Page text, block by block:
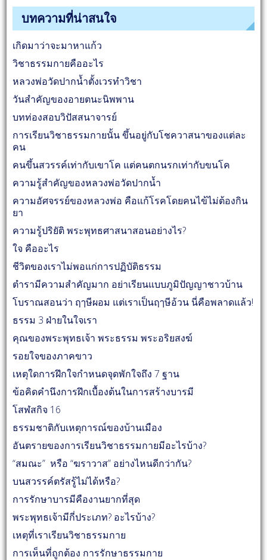
บทความที่น่าสนใจ
เกิดมาว่าจะมาหาแก้ว
วิชาธรรมกายคืออะไร
หลวงพ่อวัดปากน้ำตั้งเวรทำวิชา
วันสำคัญของอายตนะนิพพาน
บทท่องสอบวิปัสสนาจารย์
การเรียนวิชาธรรมกายนั้น ขึ้นอยู่กับโชควาสนาของแต่ละ
คน
คนขึ้นสวรรค์เท่ากับเขาโค แต่คนตกนรกเท่ากับขนโค
ความรู้สำคัญของหลวงพ่อวัดปากน้ำ
ความอัศจรรย์ของหลวงพ่อ คือแก้โรคโดยคนไข้ไม่ต้องกิน
ยา
ความรู้ปริยัติ พระพุทธศาสนาสอนอย่างไร?
ใจ คืออะไร
ชีวิตของเราไม่พอแก่การปฏิบัติธรรม
ตำรามีความสำคัญมาก อย่าเรียนแบบภูมิปัญญาชาวบ้าน
โบราณสอนว่า ฤๅษีผอม แต่เราเป็นฤๅษีอ้วน นี่คือพลาดแล้ว!
ธรรม 3 ฝ่ายในใจเรา
คุณของพระพุทธเจ้า พระธรรม พระอริยสงฆ์
รอยใจของภาคขาว
เหตุใดการฝึกใจกำหนดจุดพักใจถึง 7 ฐาน
ข้อคิดคำนึงการฝึกเบื้องต้นในการสร้างบารมี
โสฬสกิจ 16
ธรรมชาติกับเหตุการณ์ของบ้านเมือง
อันตรายของการเรียนวิชาธรรมกายมีอะไรบ้าง?
“สมณะ” หรือ “ฆราวาส” อย่างไหนดีกว่ากัน?
บนสวรรค์ตรัสรู้ไม่ได้หรือ?
การรักษาบารมีคืองานยากที่สุด
พระพุทธเจ้ามีกี่ประเภท? อะไรบ้าง?
เหตุที่เราเรียนวิชาธรรมกาย
การเห็นที่ถูกต้อง การรักษาธรรมกาย